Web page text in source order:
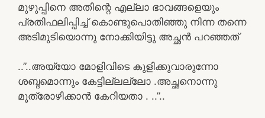
മുഴുപ്പിനെ അതിന്റെ എല്ലാ ഭാവങ്ങളെയും
പ്രതിഫലിപ്പിച്ച് കൊണ്ടുപൊതിഞ്ഞു നിന്ന തന്നെ
അടിമുടിയൊന്നു നോക്കിയിട്ടു അച്ഛൻ പറഞ്ഞത്
..”..അയ്യോ മോളിവിടെ കുളിക്കുവാരുന്നോ
ശബ്ദമൊന്നും കേട്ടില്ലല്ലോ .അച്ഛനൊന്നു
മൂത്രോഴിക്കാൻ കേറിയതാ . ..”..